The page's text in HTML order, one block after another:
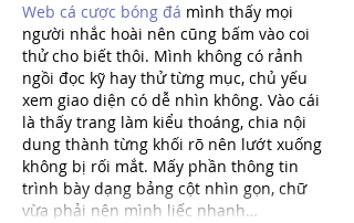
Web cá cược bóng đá mình thấy mọi
người nhắc hoài nên cũng bấm vào coi
thử cho biết thôi. Mình không có rảnh
ngồi đọc kỹ hay thử từng mục, chủ yếu
xem giao diện có dễ nhìn không. Vào cái
là thấy trang làm kiểu thoáng, chia nội
dung thành từng khối rõ nên lướt xuống
không bị rối mắt. Mấy phần thông tin
trình bày dạng bảng cột nhìn gọn, chữ
vừa phải nên mình liếc nhanh…